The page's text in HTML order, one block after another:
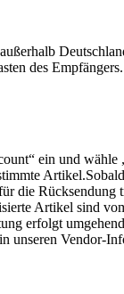
des
ein und wähle
die Rücksendung
Artikel sind
erfolgt
unseren Vendor-